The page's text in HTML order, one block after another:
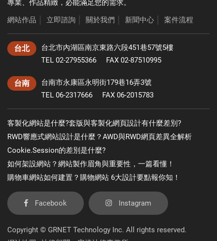
專業、作品精緻，必能滿足您的需求。
網站作品
立即諮詢 關於我們 新聞中心 案件流程
台北
台北市內湖區南京東路六段451巷57號5樓
TEL 02-27955366
FAX 02-87510995
台南
台南市永康區永明街179巷16弄3號
TEL 06-2317666
FAX 06-2015783
客製化網站是什麼?套版與客製化網頁設計有什麼差別?
RWD響應式網站設計是什麼？AWD與RWD網頁差異全解析
Cookie.Session的差別是什麼?
如何架設網站？網站製作眉角與重要性，一篇看懂！
購物車網站如何建置？購物網站 6大設計要點報你知！
Facebook Instagram
Copyright © GRNET Technology Inc. All rights reserved.